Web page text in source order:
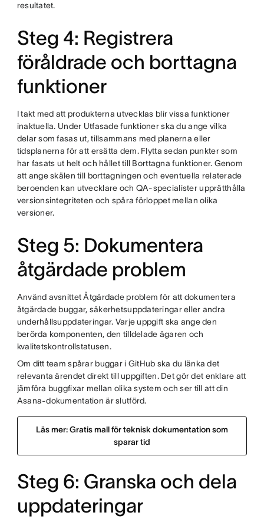
resultatet.
Steg 4: Registrera
föråldrade och borttagna
funktioner
I takt med att produkterna utvecklas blir vissa funktioner
inaktuella. Under Utfasade funktioner ska du ange vilka
delar som fasas ut, tillsammans med planerna eller
tidsplanerna för att ersätta dem. Flytta sedan punkter som
har fasats ut helt och hållet till Borttagna funktioner. Genom
att ange skälen till borttagningen och eventuella relaterade
beroenden kan utvecklare och QA-specialister upprätthålla
versionsintegriteten och spåra förloppet mellan olika
versioner.
Steg 5: Dokumentera
åtgärdade problem
Använd avsnittet Åtgärdade problem för att dokumentera
åtgärdade buggar, säkerhetsuppdateringar eller andra
underhållsuppdateringar. Varje uppgift ska ange den
berörda komponenten, den tilldelade ägaren och
kvalitetskontrollstatusen.
Om ditt team spårar buggar i GitHub ska du länka det
relevanta ärendet direkt till uppgiften. Det gör det enklare att
jämföra buggfixar mellan olika system och ser till att din
Asana-dokumentation är slutförd.
Läs mer: Gratis mall för teknisk dokumentation som
sparar tid
Steg 6: Granska och dela
uppdateringar